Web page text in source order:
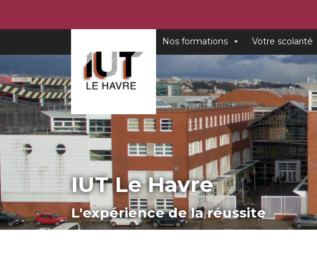
Nos formations Votre scolarité
IUT Le Havre
L'expérience de la réussite